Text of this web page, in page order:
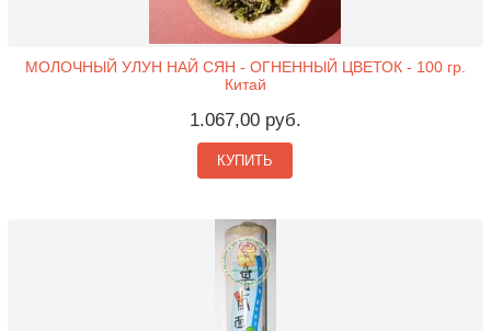
МОЛОЧНЫЙ УЛУН НАЙ СЯН - ОГНЕННЫЙ ЦВЕТОК - 100 гр.
Китай
1.067,00 руб.
КУПИТЬ